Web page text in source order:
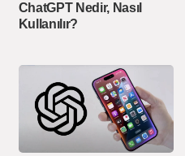
ChatGPT Nedir, Nasıl
Kullanılır?